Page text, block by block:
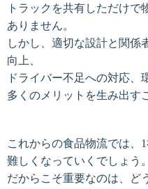
トラックを共有しただけで
ありません。
しかし、適切な設計と関係
向上、
ドライバー不足への対応、
多くのメリットを生み出す
これからの食品物流では、
難しくなっていくでしょう。
だからこそ重要なのは、ど